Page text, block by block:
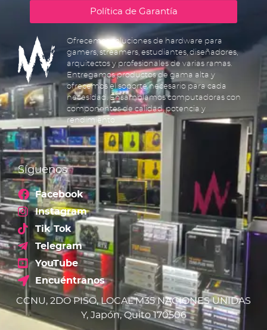
Política de Garantía
Ofrecemos soluciones de hardware para
gamers, streamers, estudiantes, diseñadores,
arquitectos y profesionales de varias ramas.
Entregamos productos de gama alta y
ofrecemos el soporte necesario para cada
necesidad. Ensamblamos computadoras con
componentes de calidad, potencia y
rendimiento.
Síguenos
Facebook
Instagram
Tik Tok
Telegram
YouTube
Encuéntranos
CCNU, 2DO PISO, LOCAL M35 NACIONES UNIDAS
Y, Japón, Quito 170506